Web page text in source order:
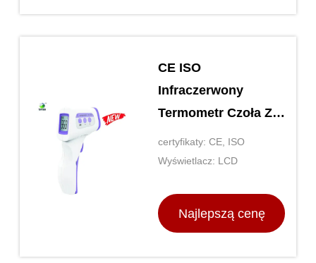
CE ISO
Infraczerwony
Termometr Czoła Z
Ekranem LED
Fioletowy Biały
certyfikaty: CE, ISO
Wyświetlacz: LCD
Najlepszą cenę